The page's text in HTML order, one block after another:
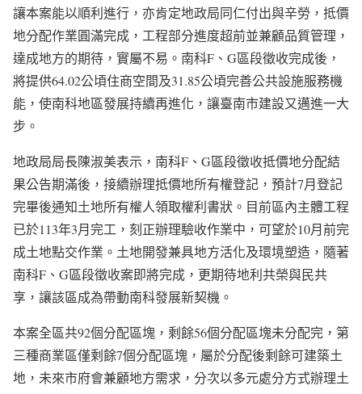
讓本案能以順利進行，亦肯定地政局同仁付出與辛勞，抵價
地分配作業圓滿完成，工程部分進度超前並兼顧品質管理，
達成地方的期待，實屬不易。南科F、G區段徵收完成後，
將提供64.02公頃住商空間及31.85公頃完善公共設施服務機
能，使南科地區發展持續再進化，讓臺南市建設又邁進一大
步。
地政局局長陳淑美表示，南科F、G區段徵收抵價地分配結
果公告期滿後，接續辦理抵價地所有權登記，預計7月登記
完畢後通知土地所有權人領取權利書狀。目前區內主體工程
已於113年3月完工，刻正辦理驗收作業中，可望於10月前完
成土地點交作業。土地開發兼具地方活化及環境塑造，隨著
南科F、G區段徵收案即將完成，更期待地利共榮與民共
享，讓該區成為帶動南科發展新契機。
本案全區共92個分配區塊，剩餘56個分配區塊未分配完，第
三種商業區僅剩餘7個分配區塊，屬於分配後剩餘可建築土
地，未來市府會兼顧地方需求，分次以多元處分方式辦理土